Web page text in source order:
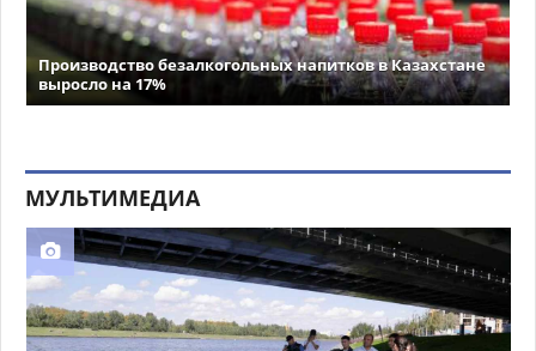
Производство безалкогольных напитков в Казахстане
выросло на 17%
МУЛЬТИМЕДИА